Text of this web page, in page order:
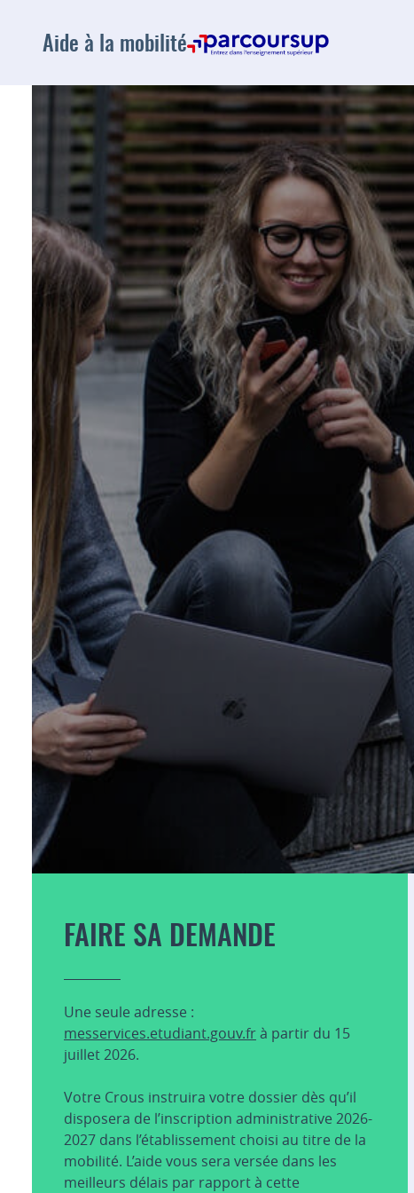
Aide à la mobilité
FAIRE SA DEMANDE
Une seule adresse :
messervices.etudiant.gouv.frà partir du 15
juillet 2026.
Votre Crous instruira votre dossier dès qu’il
disposera de l’inscription administrative 2026-
2027 dans l’établissement choisi au titre de la
mobilité. L’aide vous sera versée dans les
meilleurs délais par rapport à cette